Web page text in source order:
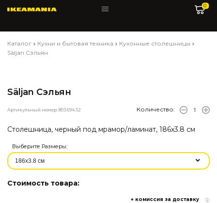
0
Каталог Кухни и бытовая техника
Кухонные столешницы
Säljan Сэльян
Säljan Сэльян
Артикульный номер: 803.694.52 Количество:
Столешница, черный под мрамор/ламинат, 186x3.8 см
Выберите Размеры:
Стоимость товара:
+ комиссия за доставку